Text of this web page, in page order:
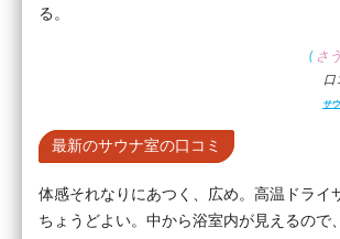
る。
( さ
口
サ
最新のサウナ室の口コミ
体感それなりにあつく、広め。高温ドライ
ちょうどよい。中から浴室内が見えるので